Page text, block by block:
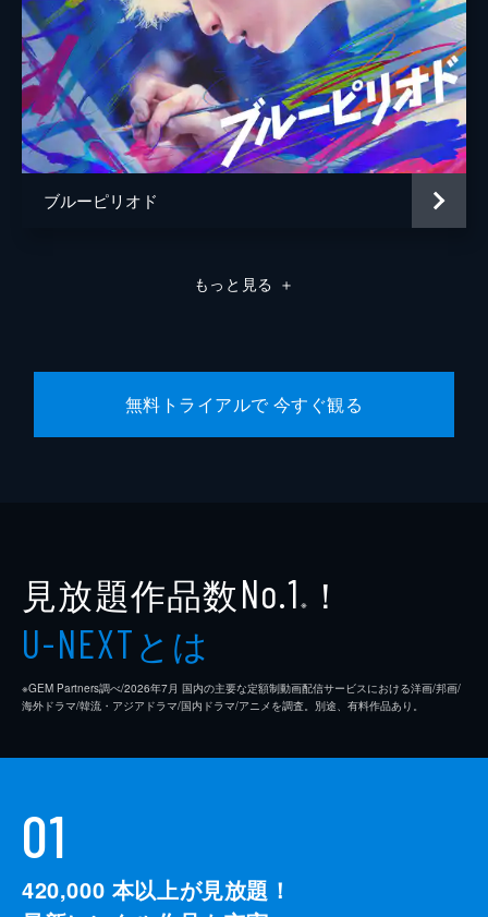
ブルーピリオド
もっと見る ＋
無料トライアルで 今すぐ観る
見放題作品数No.1 ※ ！
U-NEXTとは
※GEM Partners調べ/2026年7⽉ 国内の主要な定額制動画配信サービスにおける洋画/邦画/
海外ドラマ/韓流・アジアドラマ/国内ドラマ/アニメを調査。別途、有料作品あり。
01
420,000 本以上が見放題！